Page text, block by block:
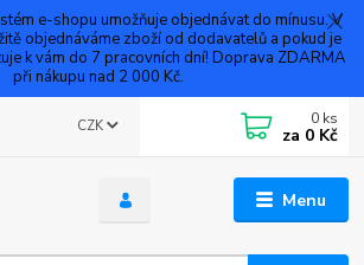
e-shopu umožňuje objednávat do mínusu. V
objednáváme zboží od dodavatelů a pokud je
k vám do 7 pracovních dní! Doprava ZDARMA
při nákupu nad 2 000 Kč.
Menu
CZK 0 ks
za 0 Kč